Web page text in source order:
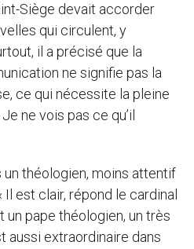
Siège devait accorder
qui circulent, y
il a précisé que la
ne signifie pas la
ce qui nécessite la pleine
ne vois pas ce qu’il
un théologien, moins attentif
Il est clair, répond le cardinal
un pape théologien, un très
aussi extraordinaire dans